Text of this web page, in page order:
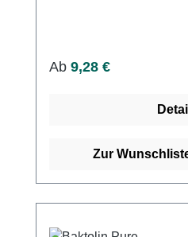
Fettfilm.Weitere
Regulärer Preis:
Ab 9,28 €
Zur